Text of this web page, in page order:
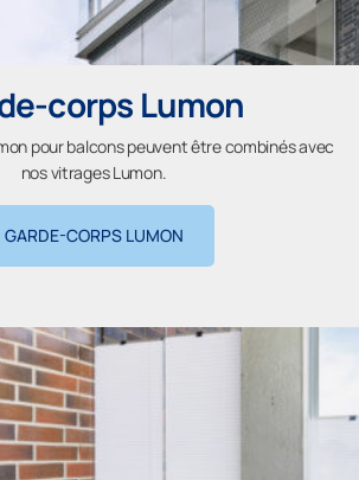
corps Lumon
pour balcons peuvent être combinés avec
nos vitrages Lumon.
GARDE-CORPS LUMON